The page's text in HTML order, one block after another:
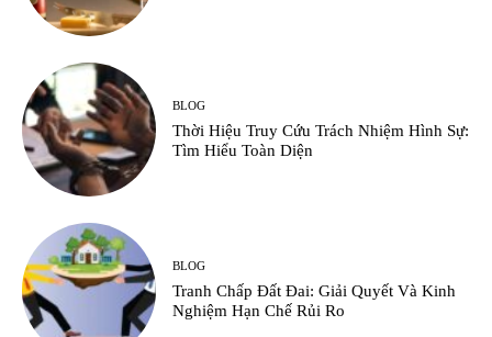
BLOG
Thời Hiệu Truy Cứu Trách Nhiệm Hình Sự:
Tìm Hiểu Toàn Diện
BLOG
Tranh Chấp Đất Đai: Giải Quyết Và Kinh
Nghiệm Hạn Chế Rủi Ro